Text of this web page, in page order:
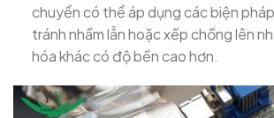
chuyển có thể áp dụng các biện
tránh nhầm lẫn hoặc xếp chồng lên
hóa khác có độ bền cao hơn.